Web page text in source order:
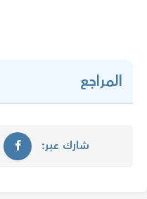
المراجع
شارك عبر: